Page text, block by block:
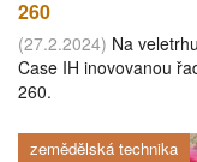
260
(27.2.2024) Na
Case IH inovovanou
260.
zemědělská technika